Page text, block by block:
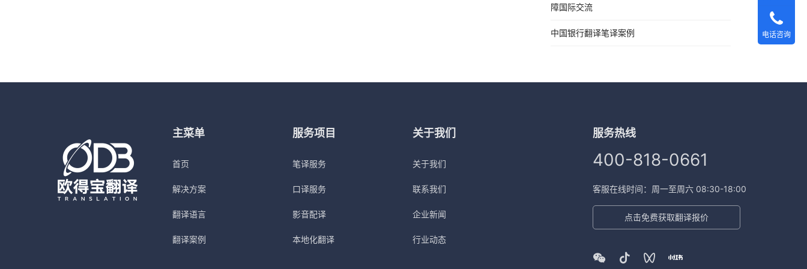
障国际交流
中国银行翻译笔译案例
主菜单
首页
解决方案
翻译语言
翻译案例
服务项目
笔译服务
口译服务
影音配译
本地化翻译
关于我们
关于我们
联系我们
企业新闻
行业动态
服务热线
400-818-0661
客服在线时间：周一至周六 08:30-18:00
点击免费获取翻译报价
电话咨询